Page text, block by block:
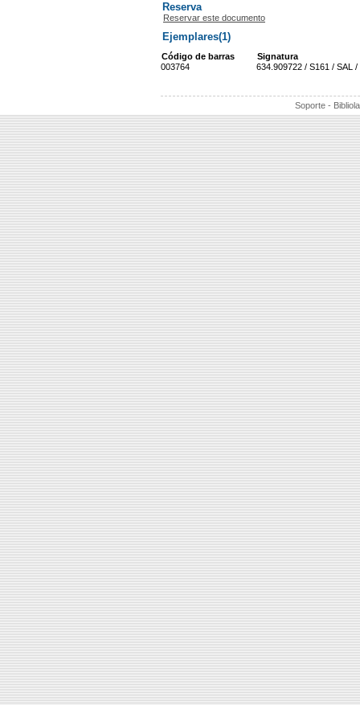
Reserva
Reservar este documento
Ejemplares(1)
Código de barras
Signatura
003764
634.909722 / S161 / SAL
Soporte -